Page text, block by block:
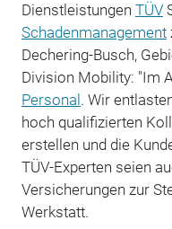
Dienstleistungen TÜV
Schadenmanagement
Dechering-Busch,
Division Mobility: "Im
Personal. Wir
hoch qualifizierten
erstellen und die
TÜV-Experten seien
Versicherungen zur
Werkstatt.